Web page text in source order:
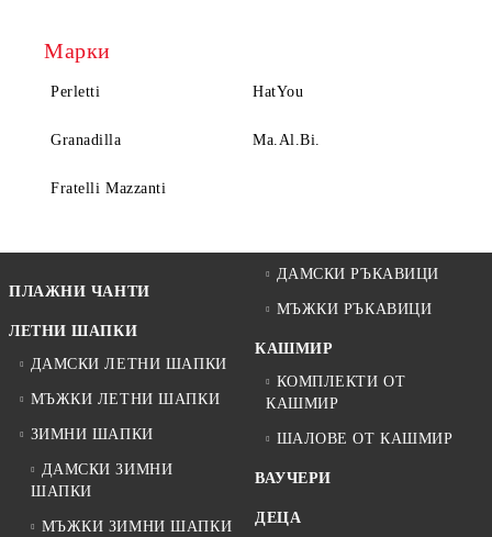
Марки
Perletti HatYou
Granadilla Ma.Al.Bi.
Fratelli Mazzanti
ПЛАЖНИ ЧАНТИ
ЛЕТНИ ШАПКИ
ДАМСКИ ЛЕТНИ ШАПКИ
МЪЖКИ ЛЕТНИ ШАПКИ
ЗИМНИ ШАПКИ
ДАМСКИ ЗИМНИ
ШАПКИ
МЪЖКИ ЗИМНИ ШАПКИ
ДАМСКИ РЪКАВИЦИ
МЪЖКИ РЪКАВИЦИ
КАШМИР
КОМПЛЕКТИ ОТ
КАШМИР
ШАЛОВЕ ОТ КАШМИР
ВАУЧЕРИ
ДЕЦА